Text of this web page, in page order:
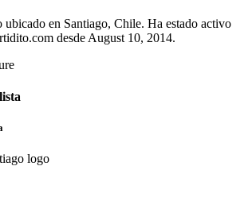
en Santiago, Chile. Ha estado activo
desde August 10, 2014.